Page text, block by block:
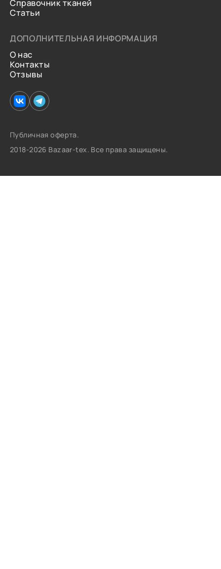
Справочник тканей
Статьи
ДОПОЛНИТЕЛЬНАЯ ИНФОРМАЦИЯ
О нас
Контакты
Отзывы
Публичная оферта.
2018-2026 Bazaar-tex. Все права защищены.